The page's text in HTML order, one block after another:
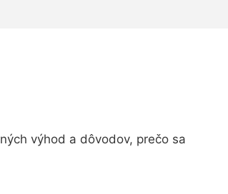
výhod a dôvodov, prečo sa